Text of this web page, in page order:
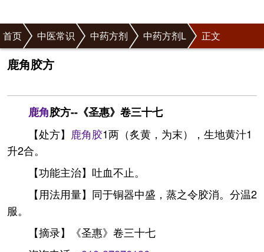
首页 中医常识 中药方剂 中药方剂L 正文
鹿角胶方
鹿角胶方--《圣惠》卷三十七
【处方】 鹿角胶1两（炙黄，为末），生地黄汁1
升2合。
【功能主治】吐血不止。
【用法用量】同于铜器中盛，蒸之令胶消。分温2
服。
【摘录】《圣惠》卷三十七